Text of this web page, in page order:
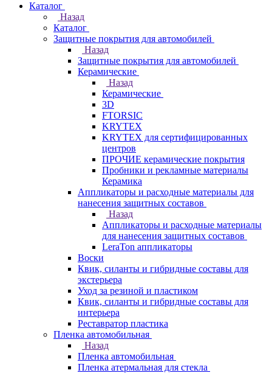
Каталог
Назад
Каталог
Защитные покрытия для автомобилей
Назад
Защитные покрытия для автомобилей
Керамические
Назад
Керамические
3D
FTORSIC
KRYTEX
KRYTEX для сертифицированных
центров
ПРОЧИЕ керамические покрытия
Пробники и рекламные материалы
Керамика
Аппликаторы и расходные материалы для
нанесения защитных составов
Назад
Аппликаторы и расходные материалы
для нанесения защитных составов
LeraTon аппликаторы
Воски
Квик, силанты и гибридные составы для
экстерьера
Уход за резиной и пластиком
Квик, силанты и гибридные составы для
интерьера
Реставратор пластика
Пленка автомобильная
Назад
Пленка автомобильная
Пленка атермальная для стекла